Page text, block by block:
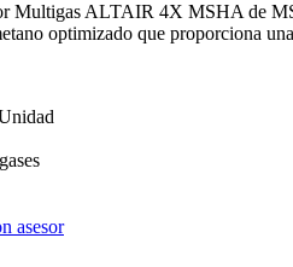
Multigas ALTAIR 4X MSHA de
optimizado que proporciona
asesor